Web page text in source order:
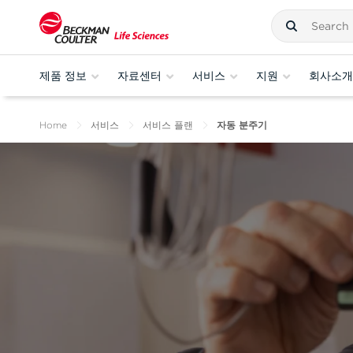
제품 정보 자료센터 서비스 지원 회사소개
Home 서비스 서비스 플랜 자동 분주기